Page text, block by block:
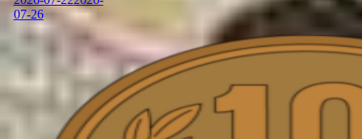
07-26